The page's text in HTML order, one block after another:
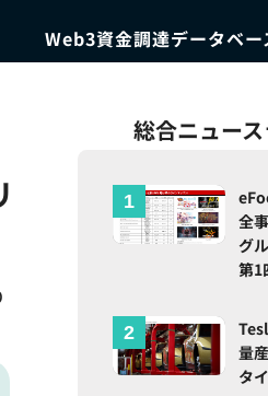
Web3資金調達データベ
総合ニュー
全
グ
第1
量
タ